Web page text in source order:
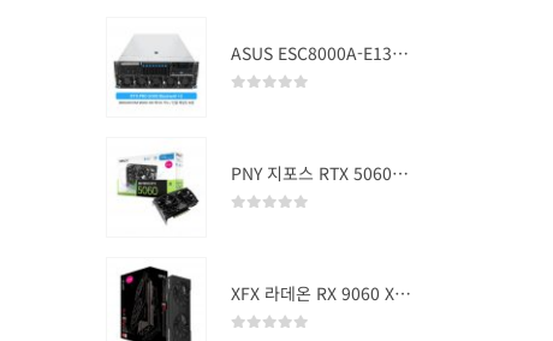
ASUS ESC8000A-E13 (RTX PRO 5000 Blackwell x2)
PNY 지포스 RTX 5060 OC D7 8GB Dual Fan
XFX 라데온 RX 9060 XT SWIFT DUAL OC D6 16GB